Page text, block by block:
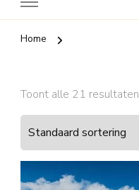
Home
Toont alle 21 resultaten